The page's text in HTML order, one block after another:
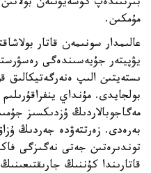
مۇمكىن.
عالىمدار سونىمەن قاتار
يۋپيتەر جۇيەسىندەگى
ىستەيتىن الىپ ەنەرگەتيكالىق
بولجايدى. مۇنداي
مەگاجوبالاردىڭ ۇزدىكسىز
بەرەدى. زەرتتەۋدە جەردىڭ
توندىرەتىن جەتى نەگىزگى
قاتارىندا كۇننىڭ